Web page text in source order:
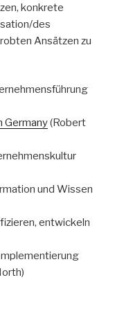
konkrete
des
Ansätzen zu
Germany(Robert
und Wissen
entwickeln